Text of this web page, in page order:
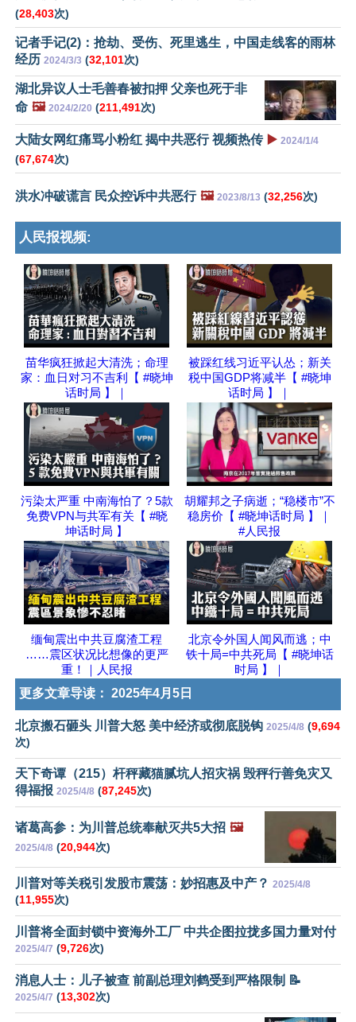
(28,403次)
记者手记(2)：抢劫、受伤、死里逃生，中国走线客的雨林
经历 2024/3/3 (32,101次)
湖北异议人士毛善春被扣押 父亲也死于非
命 🖼️ 2024/2/20 (211,491次)
大陆女网红痛骂小粉红 揭中共恶行 视频热传 ▶️ 2024/1/4
(67,674次)
洪水冲破谎言 民众控诉中共恶行 🖼️ 2023/8/13 (32,256次)
人民报视频:
苗华疯狂掀起大清洗；命理
家：血日对习不吉利【 #晓坤
话时局 】｜
被踩红线习近平认怂；新关
税中国GDP将减半【 #晓坤
话时局 】｜
污染太严重 中南海怕了？5款
免费VPN与共军有关【 #晓
坤话时局 】
胡耀邦之子病逝；“稳楼市”不
稳房价【 #晓坤话时局 】｜
#人民报
缅甸震出中共豆腐渣工程
……震区状况比想像的更严
重！｜人民报
北京令外国人闻风而逃；中
铁十局=中共死局【 #晓坤话
时局 】｜
更多文章导读： 2025年4月5日
北京搬石砸头 川普大怒 美中经济或彻底脱钩 2025/4/8 (9,694
次)
天下奇谭（215）杆秤藏猫腻坑人招灾祸 毁秤行善免灾又
得福报 2025/4/8 (87,245次)
诸葛高参：为川普总统奉献灭共5大招 🖼️
2025/4/8 (20,944次)
川普对等关税引发股市震荡：妙招惠及中产？ 2025/4/8
(11,955次)
川普将全面封锁中资海外工厂 中共企图拉拢多国力量对付
2025/4/7 (9,726次)
消息人士：儿子被查 前副总理刘鹤受到严格限制 📝
2025/4/7 (13,302次)